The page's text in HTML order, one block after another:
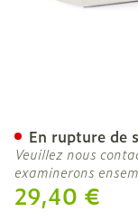
29,40 €
En rupture de
Veuillez nous
examinerons